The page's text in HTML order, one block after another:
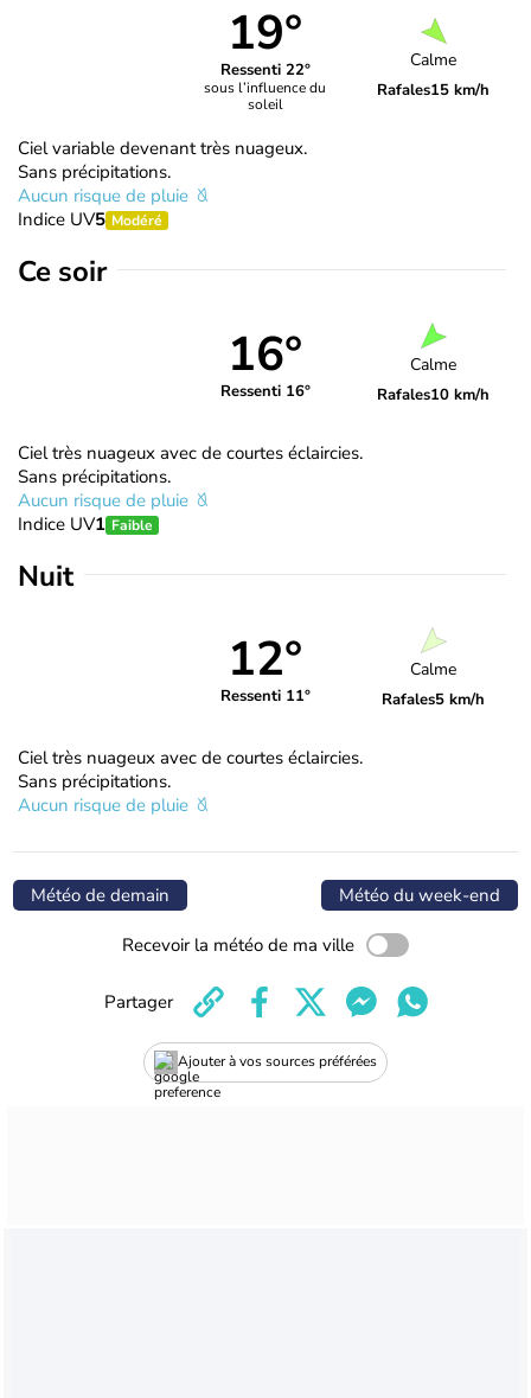
19°
Ressenti 22°
sous l’influence du
soleil
Calme
Rafales15 km/h
Ciel variable devenant très nuageux.
Sans précipitations.
Aucun risque de pluie
Indice UV5 Modéré
Ce soir
16°
Ressenti 16°
Calme
Rafales10 km/h
Ciel très nuageux avec de courtes éclaircies.
Sans précipitations.
Aucun risque de pluie
Indice UV1 Faible
Nuit
12°
Ressenti 11°
Calme
Rafales5 km/h
Ciel très nuageux avec de courtes éclaircies.
Sans précipitations.
Aucun risque de pluie
Météo de demain Météo du week-end
Recevoir la météo de ma ville
Ajouter à vos sources préférées
Partager